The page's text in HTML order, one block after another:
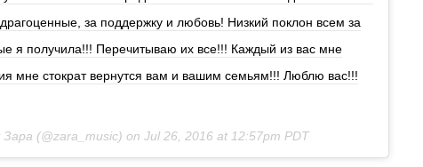
за поддержку и любовь! Низкий поклон всем за
я получила!!! Перечитываю их все!!! Каждый из вас мне
мне стократ вернутся вам и вашим семьям!!! Люблю вас!!!
(@zara_music) on Jul 26, 2016 at 12:57pm PDT